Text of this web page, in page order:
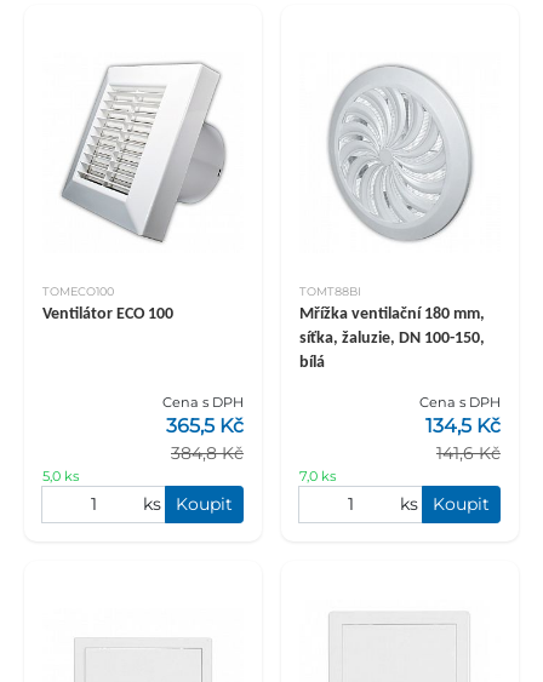
TOMECO100
Ventilátor ECO 100
Cena s DPH
384,8 Kč
365,5 Kč
5,0 ks
ks Koupit
TOMT88BI
Mřížka ventilační 180 mm,
síťka, žaluzie, DN 100-150,
bílá
Cena s DPH
141,6 Kč
134,5 Kč
7,0 ks
ks Koupit